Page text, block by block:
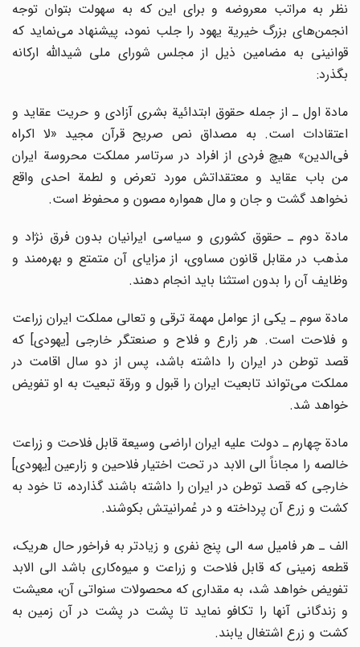
نظر به مراتب معروضه و برای این که به سهولت بتوان توجه
انجمن‌های بزرگ خیریة یهود را جلب نمود، پیشنهاد می‌نماید که
قوانینی به مضامین ذیل از مجلس شورای ملی شیدالله ارکانه
بگذرد:
مادة اول ـ از جمله حقوق ابتدائیة بشری آزادی و حریت عقاید و
اعتقادات است. به مصداق نص صریح قرآن مجید «لا اکراه
فی‌الدین» هیچ فردی از افراد در سرتاسر مملکت محروسة ایران
من باب عقاید و معتقداتش مورد تعرض و لطمة احدی واقع
نخواهد گشت و جان و مال همواره مصون و محفوظ است.
مادة دوم ـ حقوق کشوری و سیاسی ایرانیان بدون فرق نژاد و
مذهب در مقابل قانون مساوی، از مزایای آن متمتع و بهره‌مند و
وظایف آن را بدون استثنا باید انجام دهند.
مادة سوم ـ یکی از عوامل مهمة ترقی و تعالی مملکت ایران زراعت
و فلاحت است. هر زارع و فلاح و صنعتگر خارجی [یهودی] که
قصد توطن در ایران را داشته باشد، پس از دو سال اقامت در
مملکت می‌تواند تابعیت ایران را قبول و ورقة تبعیت به او تفویض
خواهد شد.
مادة چهارم ـ دولت علیه ایران اراضی وسیعة قابل فلاحت و زراعت
خالصه را مجاناً الی الابد در تحت اختیار فلاحین و زارعین [یهودی]
خارجی که قصد توطن در ایران را داشته باشند گذارده، تا خود به
کشت و زرع آن پرداخته و در عُمرانیتش بکوشند.
الف ـ هر فامیل سه الی پنج نفری و زیادتر به فراخور حال هریک،
قطعه زمینی که قابل فلاحت و زراعت و میوه‌کاری باشد الی الابد
تفویض خواهد شد، به مقداری که محصولات سنواتی آن، معیشت
و زندگانی آنها را تکافو نماید تا پشت در پشت در آن زمین به
کشت و زرع اشتغال یابند.